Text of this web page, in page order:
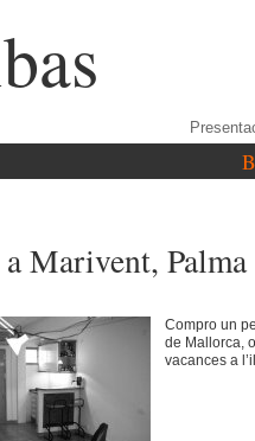
Marivent,
Compro un
de Mallorca,
vacances a